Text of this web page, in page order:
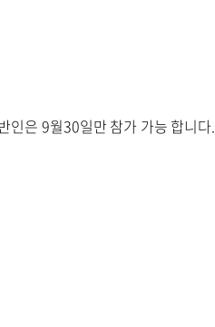
은 9월30일만 참가 가능 합니다.